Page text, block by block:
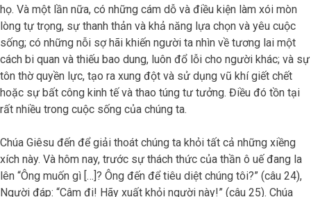
họ. Và một lần nữa, có những cám dỗ và điều kiện làm xói mòn
lòng tự trọng, sự thanh thản và khả năng lựa chọn và yêu cuộc
sống; có những nỗi sợ hãi khiến người ta nhìn về tương lai một
cách bi quan và thiếu bao dung, luôn đổ lỗi cho người khác; và sự
tôn thờ quyền lực, tạo ra xung đột và sử dụng vũ khí giết chết
hoặc sự bất công kinh tế và thao túng tư tưởng. Điều đó tồn tại
rất nhiều trong cuộc sống của chúng ta.
Chúa Giêsu đến để giải thoát chúng ta khỏi tất cả những xiềng
xích này. Và hôm nay, trước sự thách thức của thần ô uế đang la
lên “Ông muốn gì […]? Ông đến để tiêu diệt chúng tôi?” (câu 24),
Người đáp: “Câm đi! Hãy xuất khỏi người này!” (câu 25). Chúa